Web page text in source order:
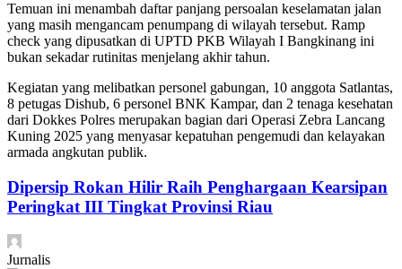
Temuan ini menambah daftar panjang persoalan keselamatan jalan
yang masih mengancam penumpang di wilayah tersebut. Ramp
check yang dipusatkan di UPTD PKB Wilayah I Bangkinang ini
bukan sekadar rutinitas menjelang akhir tahun.
Kegiatan yang melibatkan personel gabungan, 10 anggota Satlantas,
8 petugas Dishub, 6 personel BNK Kampar, dan 2 tenaga kesehatan
dari Dokkes Polres merupakan bagian dari Operasi Zebra Lancang
Kuning 2025 yang menyasar kepatuhan pengemudi dan kelayakan
armada angkutan publik.
Dipersip Rokan Hilir Raih Penghargaan Kearsipan
Peringkat III Tingkat Provinsi Riau
Jurnalis